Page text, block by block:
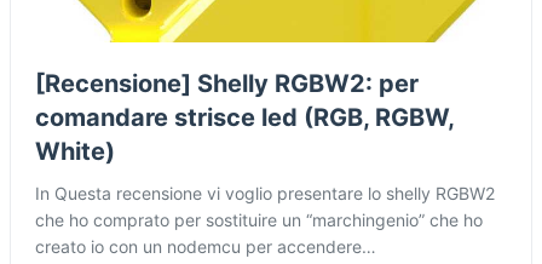
[Recensione] Shelly RGBW2: per
comandare strisce led (RGB, RGBW,
White)
In Questa recensione vi voglio presentare lo shelly RGBW2
che ho comprato per sostituire un “marchingenio” che ho
creato io con un nodemcu per accendere…